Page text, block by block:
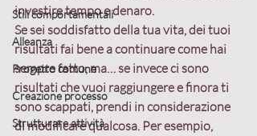
Stili comportamentali
Alleanza
Progetto comune
Creazione processo
Strutturare attività
investire tempo e denaro.
Se sei soddisfatto della tua vita, dei tuoi
risultati fai bene a continuare come hai
sempre fatto, ma… se invece ci sono
risultati che vuoi raggiungere e finora ti
sono scappati, prendi in considerazione
di modificare qualcosa. Per esempio,